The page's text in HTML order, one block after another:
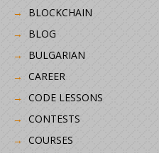
BLOCKCHAIN
BLOG
BULGARIAN
CAREER
CODE LESSONS
CONTESTS
COURSES